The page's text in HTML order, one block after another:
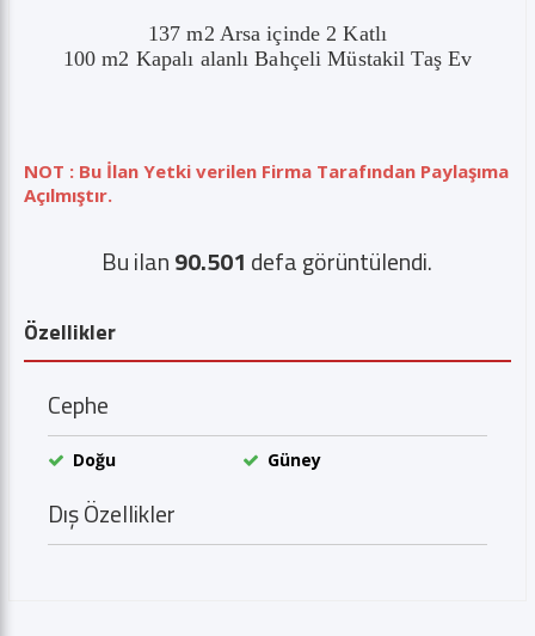
137 m2 Arsa içinde 2 Katlı
100 m2 Kapalı alanlı Bahçeli Müstakil Taş Ev
NOT : Bu İlan Yetki verilen Firma Tarafından Paylaşıma
Açılmıştır.
Bu ilan90.501 defa görüntülendi.
Özellikler
Cephe
Doğu Güney
Dış Özellikler